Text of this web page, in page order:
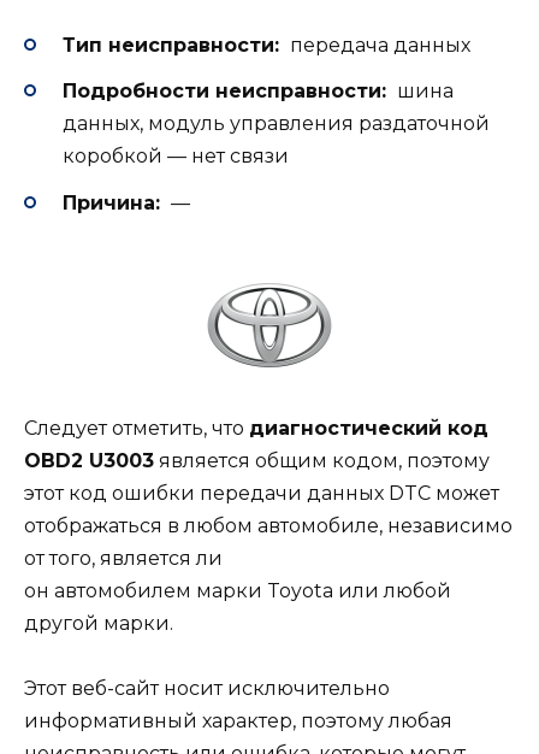
Тип неисправности: передача данных
Подробности неисправности: шина
данных, модуль управления раздаточной
коробкой — нет связи
Причина: —
Следует отметить, что диагностический код
OBD2 U3003 является общим кодом, поэтому
этот код ошибки передачи данных DTC может
отображаться в любом автомобиле, независимо
от того, является ли
он автомобилем марки Toyota или любой
другой марки.
Этот веб-сайт носит исключительно
информативный характер, поэтому любая